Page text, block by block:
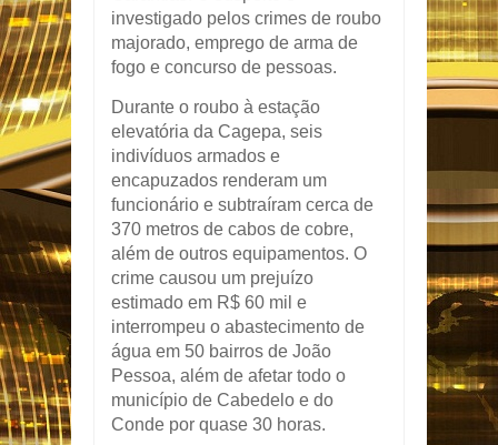
investigado pelos crimes de roubo
majorado, emprego de arma de
fogo e concurso de pessoas.
Durante o roubo à estação
elevatória da Cagepa, seis
indivíduos armados e
encapuzados renderam um
funcionário e subtraíram cerca de
370 metros de cabos de cobre,
além de outros equipamentos. O
crime causou um prejuízo
estimado em R$ 60 mil e
interrompeu o abastecimento de
água em 50 bairros de João
Pessoa, além de afetar todo o
município de Cabedelo e do
Conde por quase 30 horas.